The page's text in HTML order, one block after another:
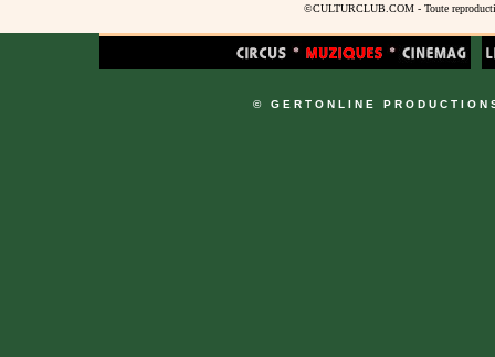
©CULTURCLUB.COM - Toute
© GERTONLINE